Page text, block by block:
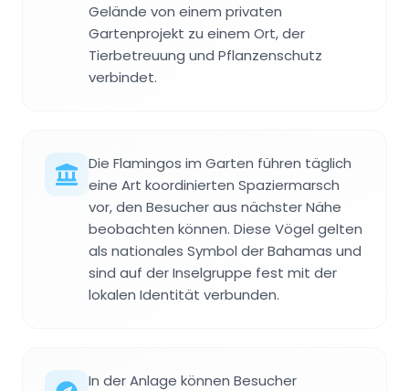
Gelände von einem privaten
Gartenprojekt zu einem Ort, der
Tierbetreuung und Pflanzenschutz
verbindet.
Die Flamingos im Garten führen täglich
eine Art koordinierten Spaziermarsch
vor, den Besucher aus nächster Nähe
beobachten können. Diese Vögel gelten
als nationales Symbol der Bahamas und
sind auf der Inselgruppe fest mit der
lokalen Identität verbunden.
In der Anlage können Besucher